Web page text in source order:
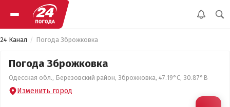
24 Канал Погода Зброжковка
Погода Зброжковка
Одесская обл., Березовский район, Зброжковка, 47.19°С, 30.87°В
Изменить город